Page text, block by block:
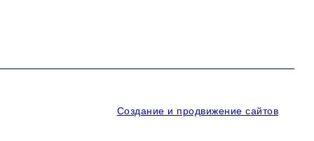
Создание и продвижение сайтов